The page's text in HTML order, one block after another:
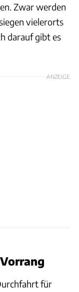
Zwar werden
vielerorts
darauf gibt es
ANZEIGE
für